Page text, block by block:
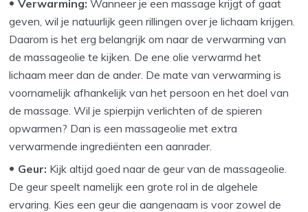
Verwarming:Wanneer je een massage krijgt of gaat
geven, wil je natuurlijk geen rillingen over je lichaam krijgen.
Daarom is het erg belangrijk om naar de verwarming van
de massageolie te kijken. De ene olie verwarmd het
lichaam meer dan de ander. De mate van verwarming is
voornamelijk afhankelijk van het persoon en het doel van
de massage. Wil je spierpijn verlichten of de spieren
opwarmen? Dan is een massageolie met extra
verwarmende ingrediënten een aanrader.
Geur: Kijk altijd goed naar de geur van de massageolie.
De geur speelt namelijk een grote rol in de algehele
ervaring. Kies een geur die aangenaam is voor zowel de